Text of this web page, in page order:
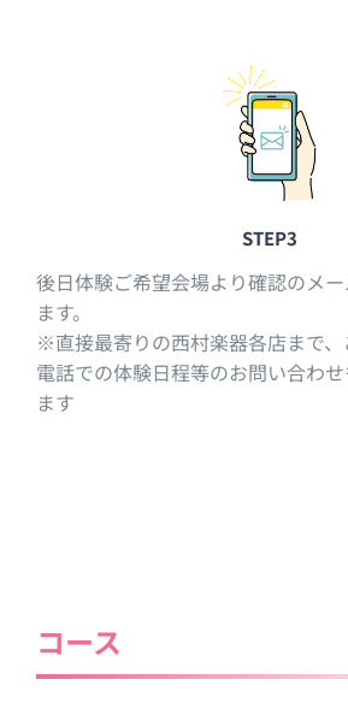
STEP3
後日体験ご希望会場より確認のメ
ます。
※直接最寄りの西村楽器各店まで
電話での体験日程等のお問い合わ
ます
コース